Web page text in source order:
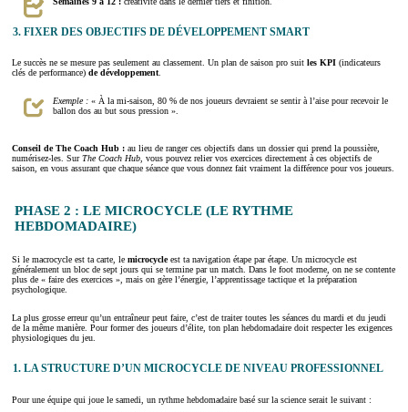
3. FIXER DES OBJECTIFS DE DÉVELOPPEMENT SMART
Le succès ne se mesure pas seulement au classement. Un plan de saison pro suit les KPI (indicateurs
clés de performance) de développement.
Exemple : « À la mi-saison, 80 % de nos joueurs devraient se sentir à l’aise pour recevoir le
ballon dos au but sous pression ».
Conseil de The Coach Hub : au lieu de ranger ces objectifs dans un dossier qui prend la poussière,
numérisez-les. SurThe Coach Hub, vous pouvez relier vos exercices directement à ces objectifs de
saison, en vous assurant que chaque séance que vous donnez fait vraiment la différence pour vos joueurs.
PHASE 2 : LE MICROCYCLE (LE RYTHME
HEBDOMADAIRE)
Si le macrocycle est ta carte, le microcycleest ta navigation étape par étape. Un microcycle est
généralement un bloc de sept jours qui se termine par un match. Dans le foot moderne, on ne se contente
plus de « faire des exercices », mais on gère l’énergie, l’apprentissage tactique et la préparation
psychologique.
La plus grosse erreur qu’un entraîneur peut faire, c’est de traiter toutes les séances du mardi et du jeudi
de la même manière. Pour former des joueurs d’élite, ton plan hebdomadaire doit respecter les exigences
physiologiques du jeu.
1. LA STRUCTURE D’UN MICROCYCLE DE NIVEAU PROFESSIONNEL
Pour une équipe qui joue le samedi, un rythme hebdomadaire basé sur la science serait le suivant :